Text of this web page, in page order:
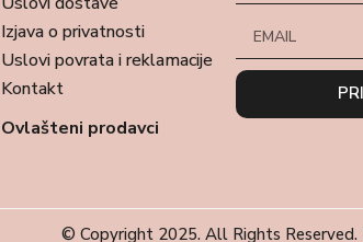
Izjava o privatnosti
Uslovi povrata i reklamacije
Kontakt
Ovlašteni prodavci
© Copyright 2025. All Rights Reserved.